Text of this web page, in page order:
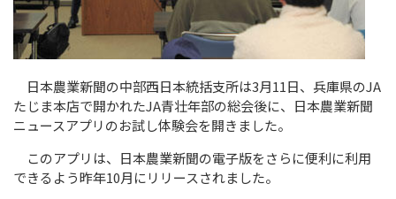
日本農業新聞の中部西日本統括支所は3月11日、兵庫県のJA
たじま本店で開かれたJA青壮年部の総会後に、日本農業新聞
ニュースアプリのお試し体験会を開きました。
このアプリは、日本農業新聞の電子版をさらに便利に利用
できるよう昨年10月にリリースされました。